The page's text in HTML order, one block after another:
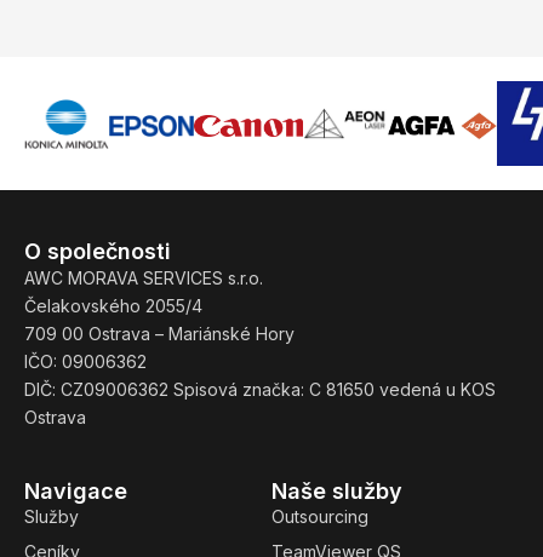
Naše služby
Outsourcing
TeamViewer QS
Navigace
Služby
Ceníky
O společnosti
AWC MORAVA SERVICES s.r.o.
Čelakovského 2055/4
709 00 Ostrava – Mariánské Hory
IČO: 09006362
DIČ: CZ09006362 Spisová značka: C 81650 vedená u KOS
Ostrava